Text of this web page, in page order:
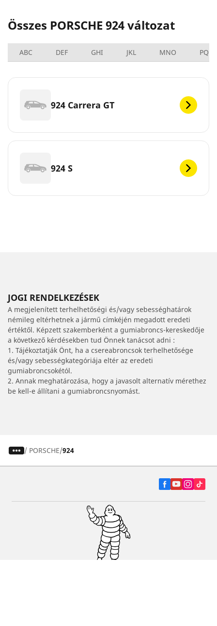
Összes PORSCHE 924 változat
ABC DEF GHI JKL MNO PQRS
924 Carrera GT
924 S
JOGI RENDELKEZÉSEK
A megjelenített terhelhetőségi és/vagy sebességhatárok
némileg eltérhetnek a jármű címkéjén megadott eredeti
értéktől. Képzett szakemberként a gumiabroncs-kereskedője
a következő kérdésekben tud Önnek tanácsot adni :
1. Tájékoztatják Önt, ha a csereabroncsok terhelhetősége
és/vagy sebességkategóriája eltér az eredeti
gumiabroncsokétól.
2. Annak meghatározása, hogy a javasolt alternatív mérethez
be kell-e állítani a gumiabroncsnyomást.
/ PORSCHE 924